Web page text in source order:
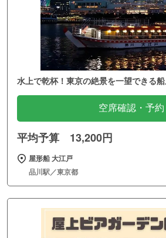
水上で乾杯！東京の絶景を一望できる
空席確認・予約
平均予算 13,200円
屋形船 大江戸
品川駅／東京都